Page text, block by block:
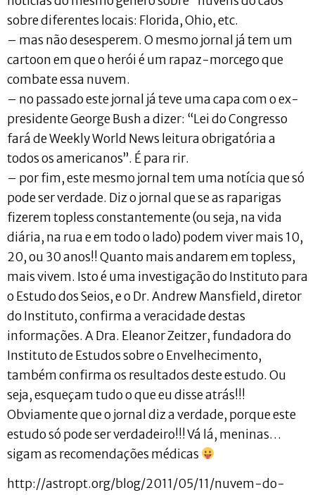
sobre diferentes locais: Florida, Ohio, etc.
– mas não desesperem. O mesmo jornal já tem um
cartoon em que o herói é um rapaz-morcego que
combate essa nuvem.
– no passado este jornal já teve uma capa com o ex-
presidente George Bush a dizer: “Lei do Congresso
fará de Weekly World News leitura obrigatória a
todos os americanos”. É para rir.
– por fim, este mesmo jornal tem uma notícia que só
pode ser verdade. Diz o jornal que se as raparigas
fizerem topless constantemente (ou seja, na vida
diária, na rua e em todo o lado) podem viver mais 10,
20, ou 30 anos!! Quanto mais andarem em topless,
mais vivem. Isto é uma investigação do Instituto para
o Estudo dos Seios, e o Dr. Andrew Mansfield, diretor
do Instituto, confirma a veracidade destas
informações. A Dra. Eleanor Zeitzer, fundadora do
Instituto de Estudos sobre o Envelhecimento,
também confirma os resultados deste estudo. Ou
seja, esqueçam tudo o que eu disse atrás!!!
Obviamente que o jornal diz a verdade, porque este
estudo só pode ser verdadeiro!!! Vá lá, meninas…
sigam as recomendações médicas
http://astropt.org/blog/2011/05/11/nuvem-do-